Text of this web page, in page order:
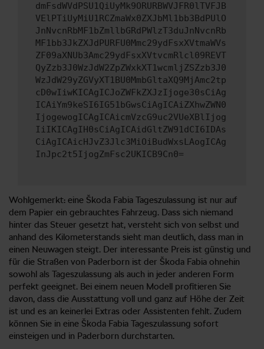
dmFsdWVdPSU1QiUyMk9ORURBWVJFR0lTVFJB
VElPTiUyMiU1RCZmaWx0ZXJbMl1bb3BdPUlO
JnNvcnRbMF1bZmllbGRdPWlzT3duJnNvcnRb
MF1bb3JkZXJdPURFU0Mmc29ydFsxXVtmaWVs
ZF09aXNUb3Amc29ydFsxXVtvcmRlcl09REVT
QyZzb3J0WzJdW2ZpZWxkXT1wcmljZSZzb3J0
WzJdW29yZGVyXT1BU0MmbGltaXQ9MjAmc2tp
cD0wIiwKICAgICJoZWFkZXJzIjoge30sCiAg
ICAiYm9keSI6IG51bGwsCiAgICAiZXhwZWN0
IjogewogICAgICAicmVzcG9uc2VUeXBlIjog
IiIKICAgIH0sCiAgICAidGltZW91dCI6IDAs
CiAgICAicHJvZ3Jlc3MiOiBudWxsLAogICAg
InJpc2t5IjogZmFsc2UKICB9Cn0=
Wohlgemerkt: eine Škoda Fabia Tageszulassung ist nur auf
dem Papier ein gebrauchtes Fahrzeug. Dass sich niemand
hinter das Steuer gesetzt hat, versteht sich von selbst und
anhand des Kilometerstands sieht man deutlich, dass man in
einen Neuwagen steigt. Der interessante Preis ist günstig und
für die Straßen von Paderborn ist der Škoda Fabia ohnehin
sowohl als Tageszulassung als auch in jeder anderen Form
perfekt geeignet. Bei einem neuen Modell profitieren Sie
davon, dass die Ausstattung voll und ganz auf Höhe der Zeit
ist und es an keinerlei Extras oder Assistenten fehlt. Zudem
können Sie in eine Škoda Fabia Tageszulassung sofort
einsteigen und in Paderborn durchstarten.